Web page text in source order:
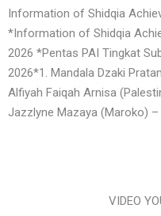
Information of Shidqia
*Information of Shidqia
2026 *Pentas PAI Tingkat
2026*1. Mandala Dzaki
Alfiyah Faiqah Arnisa
Jazzlyne Mazaya (Maroko)
VIDEO